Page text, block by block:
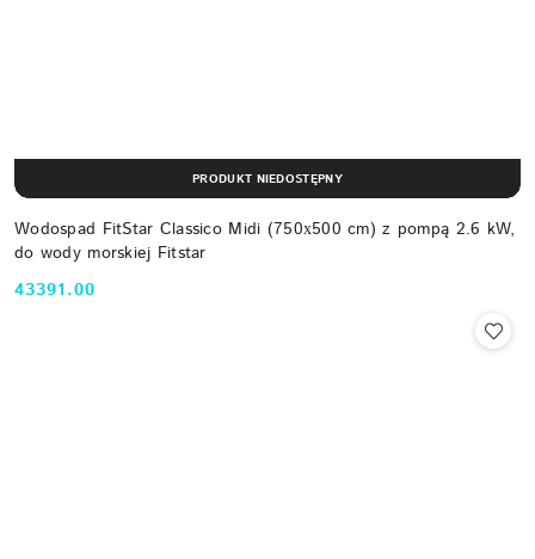
Wodospad FitStar Classico Midi (750х500 cm) z pompą 2.6 kW,
do wody morskiej Fitstar
Cena:
43391.00
PRODUKT NIEDOSTĘPNY